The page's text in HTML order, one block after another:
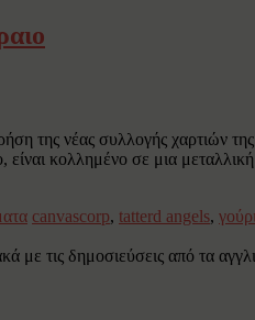
της νέας συλλογής χαρτιών
κολλημένο σε μια
canvascorp, tatterd angels, γούρι
με τις δημοσιεύσεις από τα